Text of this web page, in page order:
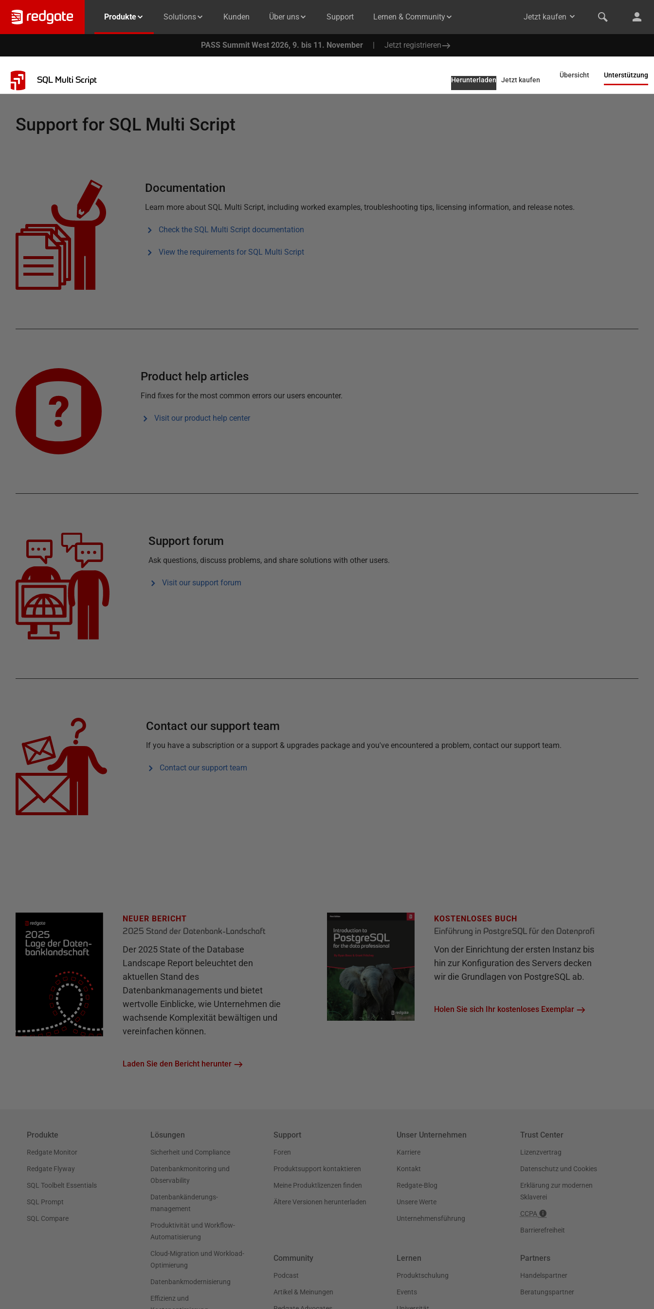
Produkte Solutions Kunden Über uns Support Lernen & Community Jetzt kaufen
PASS Summit West 2026, 9. bis 11. November | Jetzt registrieren
SQL Multi Script Übersicht Unterstützung
Herunterladen Jetzt kaufen
Support for SQL Multi Script
Documentation
Learn more about SQL Multi Script, including worked examples, troubleshooting tips, licensing information, and release notes.
Check the SQL Multi Script documentation
View the requirements for SQL Multi Script
Product help articles
Find fixes for the most common errors our users encounter.
Visit our product help center
Support forum
Ask questions, discuss problems, and share solutions with other users.
Visit our support forum
Contact our support team
If you have a subscription or a support & upgrades package and you've encountered a problem, contact our support team.
Contact our support team
NEUER BERICHT
2025 Stand der Datenbank-Landschaft
Der 2025 State of the Database
Landscape Report beleuchtet den
aktuellen Stand des
Datenbankmanagements und bietet
wertvolle Einblicke, wie Unternehmen die
wachsende Komplexität bewältigen und
vereinfachen können.
Laden Sie den Bericht herunter
KOSTENLOSES BUCH
Einführung in PostgreSQL für den Datenprofi
Von der Einrichtung der ersten Instanz bis
hin zur Konfiguration des Servers decken
wir die Grundlagen von PostgreSQL ab.
Holen Sie sich Ihr kostenloses Exemplar
Produkte
Redgate Monitor
Redgate Flyway
SQL Toolbelt Essentials
SQL Prompt
SQL Compare
Lösungen
Sicherheit und Compliance
Datenbankmonitoring und
Observability
Datenbankänderungs-
management
Produktivität und Workflow-
Automatisierung
Cloud-Migration und Workload-
Optimierung
Datenbankmodernisierung
Effizienz und
Support
Foren
Produktsupport kontaktieren
Meine Produktlizenzen finden
Ältere Versionen herunterladen
Unser Unternehmen
Karriere
Kontakt
Redgate-Blog
Unsere Werte
Unternehmensführung
Trust Center
Lizenzvertrag
Datenschutz und Cookies
Erklärung zur modernen
Sklaverei
CCPA
Barrierefreiheit
Community
Podcast
Artikel & Meinungen
Lernen
Produktschulung
Events
Partners
Handelspartner
Beratungspartner